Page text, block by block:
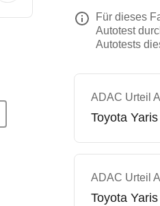
Für dieses
Autotest
Autotests
ADAC Urteil
Toyota
ADAC Urteil
Toyota